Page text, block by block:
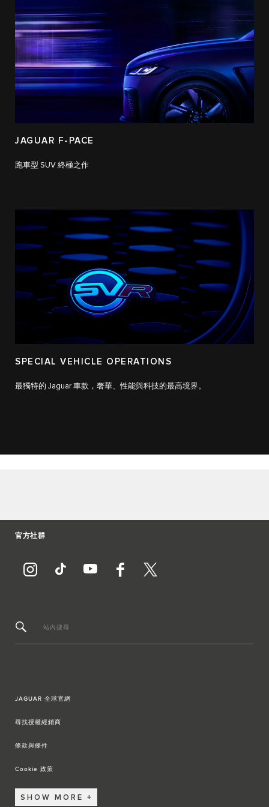
JAGUAR F-PACE
跑車型 SUV 終極之作
SPECIAL VEHICLE OPERATIONS
最獨特的 Jaguar 車款，奢華、性能與科技的最高境界。
官方社群
站內搜尋
JAGUAR 全球官網
尋找授權經銷商
條款與條件
Cookie 政策
SHOW MORE